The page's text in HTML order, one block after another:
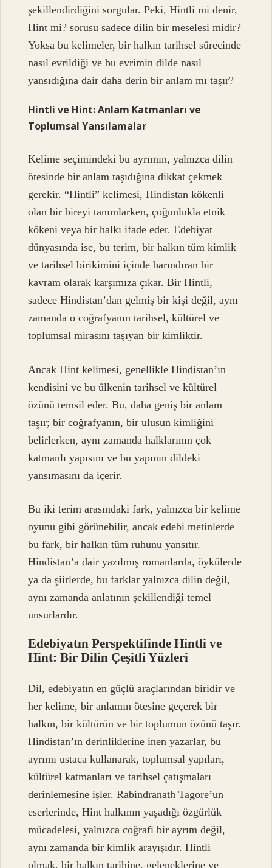
şekillendirdiğini sorgular. Peki, Hintli mi denir,
Hint mi? sorusu sadece dilin bir meselesi midir?
Yoksa bu kelimeler, bir halkın tarihsel sürecinde
nasıl evrildiği ve bu evrimin dilde nasıl
yansıdığına dair daha derin bir anlam mı taşır?
Hintli ve Hint: Anlam Katmanları ve
Toplumsal Yansılamalar
Kelime seçimindeki bu ayrımın, yalnızca dilin
ötesinde bir anlam taşıdığına dikkat çekmek
gerekir. “Hintli” kelimesi, Hindistan kökenli
olan bir bireyi tanımlarken, çoğunlukla etnik
kökeni veya bir halkı ifade eder. Edebiyat
dünyasında ise, bu terim, bir halkın tüm kimlik
ve tarihsel birikimini içinde barındıran bir
kavram olarak karşımıza çıkar. Bir Hintli,
sadece Hindistan’dan gelmiş bir kişi değil, aynı
zamanda o coğrafyanın tarihsel, kültürel ve
toplumsal mirasını taşıyan bir kimliktir.
Ancak Hint kelimesi, genellikle Hindistan’ın
kendisini ve bu ülkenin tarihsel ve kültürel
özünü temsil eder. Bu, daha geniş bir anlam
taşır; bir coğrafyanın, bir ulusun kimliğini
belirlerken, aynı zamanda halklarının çok
katmanlı yapısını ve bu yapının dildeki
yansımasını da içerir.
Bu iki terim arasındaki fark, yalnızca bir kelime
oyunu gibi görünebilir, ancak edebi metinlerde
bu fark, bir halkın tüm ruhunu yansıtır.
Hindistan’a dair yazılmış romanlarda, öykülerde
ya da şiirlerde, bu farklar yalnızca dilin değil,
aynı zamanda anlatının şekillendiği temel
unsurlardır.
Edebiyatın Perspektifinde Hintli ve
Hint: Bir Dilin Çeşitli Yüzleri
Dil, edebiyatın en güçlü araçlarından biridir ve
her kelime, bir anlamın ötesine geçerek bir
halkın, bir kültürün ve bir toplumun özünü taşır.
Hindistan’ın derinliklerine inen yazarlar, bu
ayrımı ustaca kullanarak, toplumsal yapıları,
kültürel katmanları ve tarihsel çatışmaları
derinlemesine işler. Rabindranath Tagore’un
eserlerinde, Hint halkının yaşadığı özgürlük
mücadelesi, yalnızca coğrafi bir ayrım değil,
aynı zamanda bir kimlik arayışıdır. Hintli
olmak, bir halkın tarihine, geleneklerine ve